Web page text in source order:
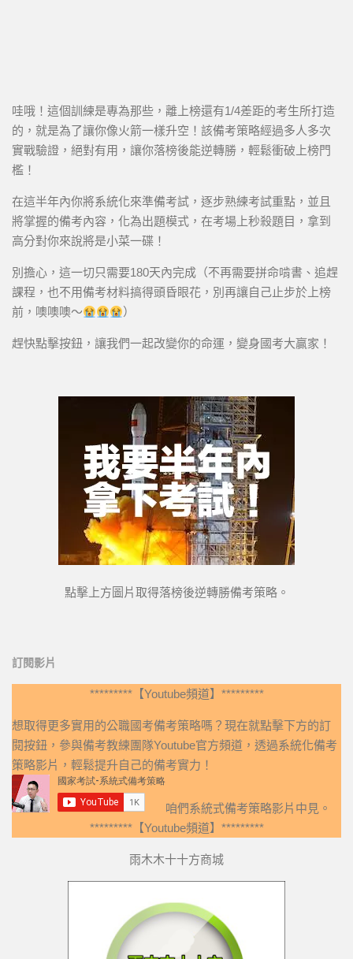
哇哦！這個訓練是專為那些，離上榜還有1/4差距的考生所打造
的，就是為了讓你像火箭一樣升空！該備考策略經過多人多次
實戰驗證，絕對有用，讓你落榜後能逆轉勝，輕鬆衝破上榜門
檻！
在這半年內你將系統化來準備考試，逐步熟練考試重點，並且
將掌握的備考內容，化為出題模式，在考場上秒殺題目，拿到
高分對你來說將是小菜一碟！
別擔心，這一切只需要180天內完成（不再需要拼命啃書、追趕
課程，也不用備考材料搞得頭昏眼花，別再讓自己止步於上榜
前，噢噢噢～
）
趕快點擊按鈕，讓我們一起改變你的命運，變身國考大贏家！
點擊上方圖片取得落榜後逆轉勝備考策略。
訂閱影片
*********【Youtube頻道】*********
想取得更多實用的公職國考備考策略嗎？現在就點擊下方的訂
閱按鈕，參與備考教練團隊Youtube官方頻道，透過系統化備考
策略影片，輕鬆提升自己的備考實力！
咱們系統式備考策略影片中見。
*********【Youtube頻道】*********
雨木木十十方商城